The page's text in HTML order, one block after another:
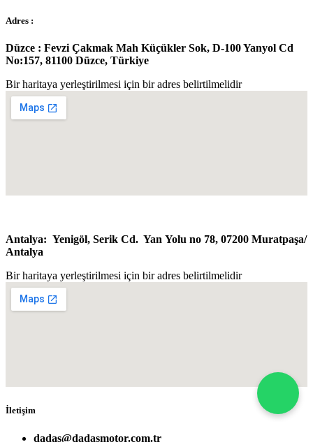
Adres :
Düzce : Fevzi Çakmak Mah Küçükler Sok, D-100 Yanyol Cd
No:157, 81100 Düzce, Türkiye
Bir haritaya yerleştirilmesi için bir adres belirtilmelidir
Antalya: Yenigöl, Serik Cd. Yan Yolu no 78, 07200 Muratpaşa/​
Antalya
Bir haritaya yerleştirilmesi için bir adres belirtilmelidir
İletişim
dadas@dadasmotor.com.tr